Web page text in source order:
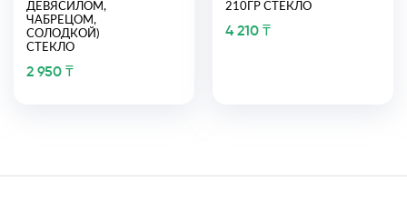
ДЕВЯСИЛОМ,
ЧАБРЕЦОМ,
СОЛОДКОЙ)
СТЕКЛО
2 950 ₸
210ГР СТЕКЛО
4 210 ₸